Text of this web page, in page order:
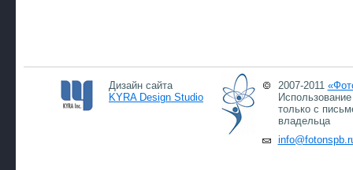
Дизайн сайта
KYRA Design Studio
2007-2011
только с
владельца